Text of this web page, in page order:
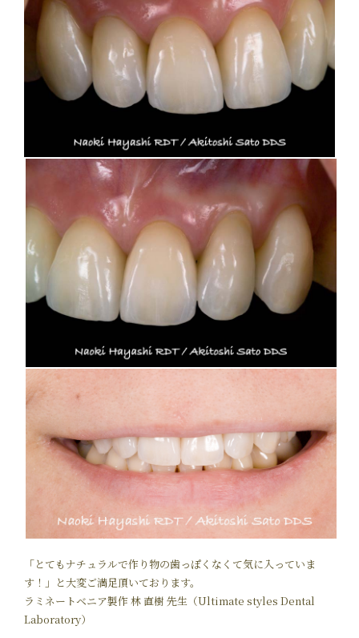
「とてもナチュラルで作り物の歯っぽくなくて気に入っていま
す！」と大変ご満足頂いております。
ラミネートベニア製作 林 直樹 先生（Ultimate styles Dental
Laboratory）